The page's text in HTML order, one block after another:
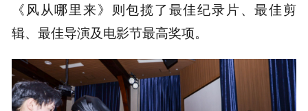
《风从哪里来》则包揽了最佳纪录片、最佳剪
辑、最佳导演及电影节最高奖项。